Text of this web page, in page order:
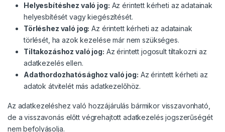
Helyesbítéshez való jog: Az érintett kérheti az adatainak
helyesbítését vagy kiegészítését.
Törléshez való jog: Az érintett kérheti az adatainak
törlését, ha azok kezelése már nem szükséges.
Tiltakozáshoz való jog: Az érintett jogosult tiltakozni az
adatkezelés ellen.
Adathordozhatósághoz való jog: Az érintett kérheti az
adatok átvitelét más adatkezelőhöz.
Az adatkezeléshez való hozzájárulás bármikor visszavonható,
de a visszavonás előtt végrehajtott adatkezelés jogszerűségét
nem befolyásolja.